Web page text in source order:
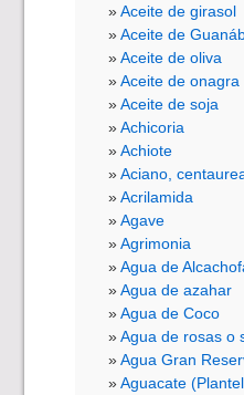
Aceite de girasol
Aceite de
Aceite de oliva
Aceite de onagra
Aceite de soja
Achicoria
Achiote
Aciano,
Acrilamida
Agave
Agrimonia
Agua de
Agua de azahar
Agua de Coco
Agua de rosas o
Agua Gran
Aguacate